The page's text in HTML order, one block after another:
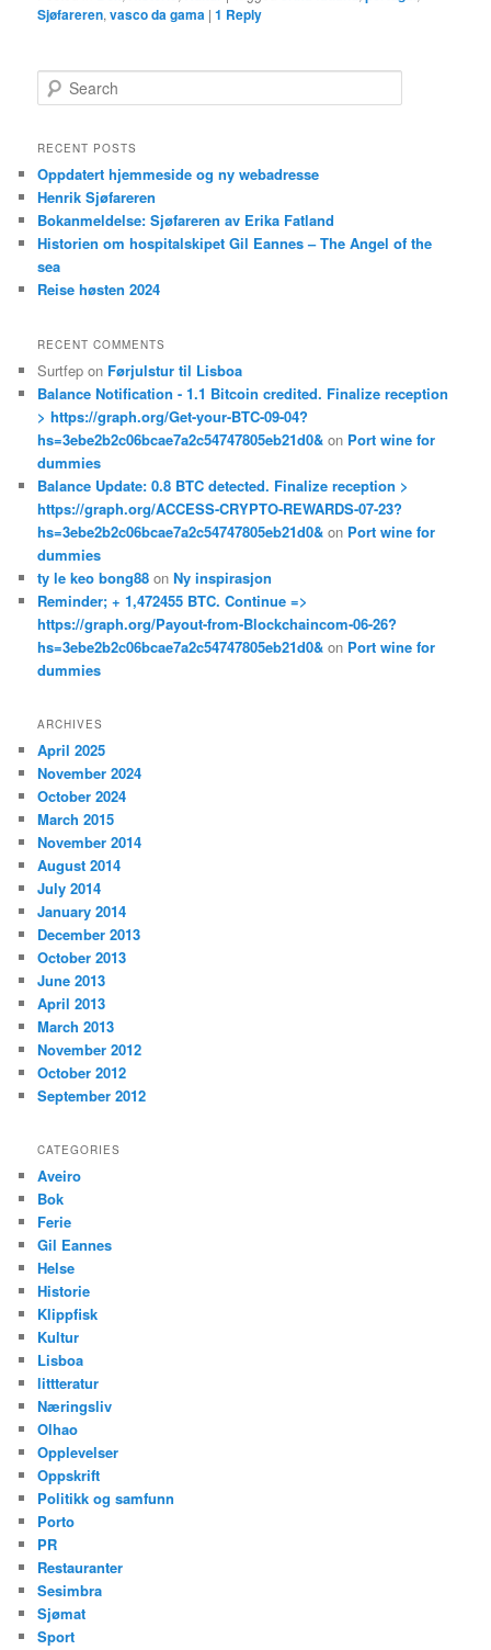
Sjøfareren,vasco da gama |1 Reply
e
r
h
RECENT POSTS
Oppdatert hjemmeside og ny webadresse
Henrik Sjøfareren
Bokanmeldelse: Sjøfareren av Erika Fatland
Historien om hospitalskipet Gil Eannes – The Angel of the
sea
Reise høsten 2024
RECENT COMMENTS
Surtfep on Førjulstur til Lisboa
Balance Notification - 1.1 Bitcoin credited. Finalize reception
> https://graph.org/Get-your-BTC-09-04?
hs=3ebe2b2c06bcae7a2c54747805eb21d0& on Port wine for
dummies
Balance Update: 0.8 BTC detected. Finalize reception >
https://graph.org/ACCESS-CRYPTO-REWARDS-07-23?
hs=3ebe2b2c06bcae7a2c54747805eb21d0& on Port wine for
dummies
ty le keo bong88 onNy inspirasjon
Reminder; + 1,472455 BTC. Continue =>
https://graph.org/Payout-from-Blockchaincom-06-26?
hs=3ebe2b2c06bcae7a2c54747805eb21d0& on Port wine for
dummies
ARCHIVES
April 2025
November 2024
October 2024
March 2015
November 2014
August 2014
July 2014
January 2014
December 2013
October 2013
June 2013
April 2013
March 2013
November 2012
October 2012
September 2012
CATEGORIES
Aveiro
Bok
Ferie
Gil Eannes
Helse
Historie
Klippfisk
Kultur
Lisboa
littteratur
Næringsliv
Olhao
Opplevelser
Oppskrift
Politikk og samfunn
Porto
PR
Restauranter
Sesimbra
Sjømat
Sport